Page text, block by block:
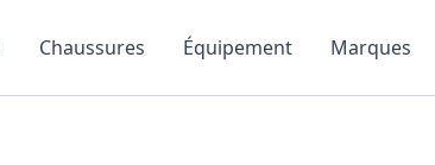
Chaussures Équipement Marques